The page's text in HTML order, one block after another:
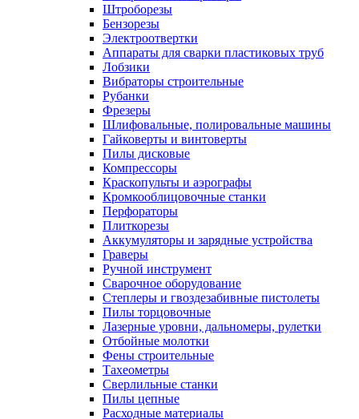
Штроборезы
Бензорезы
Электроотвертки
Аппараты для сварки пластиковых труб
Лобзики
Вибраторы строительные
Рубанки
Фрезеры
Шлифовальные, полировальные машины
Гайковерты и винтоверты
Пилы дисковые
Компрессоры
Краскопульты и аэрографы
Кромкооблицовочные станки
Перфораторы
Плиткорезы
Аккумуляторы и зарядные устройства
Граверы
Ручной инструмент
Сварочное оборудование
Степлеры и гвоздезабивные пистолеты
Пилы торцовочные
Лазерные уровни, дальномеры, рулетки
Отбойные молотки
Фены строительные
Тахеометры
Сверлильные станки
Пилы цепные
Расходные материалы